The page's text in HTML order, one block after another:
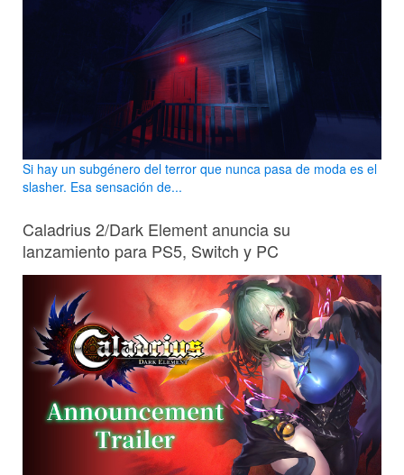
Si hay un subgénero del terror que nunca pasa de moda es el
slasher. Esa sensación de...
Caladrius 2/Dark Element anuncia su
lanzamiento para PS5, Switch y PC